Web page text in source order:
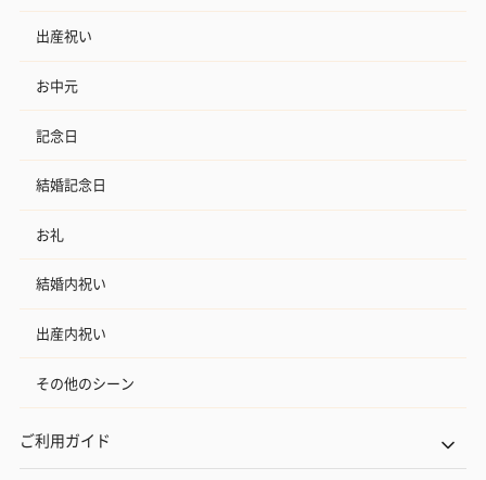
出産祝い
お中元
記念日
結婚記念日
お礼
結婚内祝い
出産内祝い
その他のシーン
ご利用ガイド